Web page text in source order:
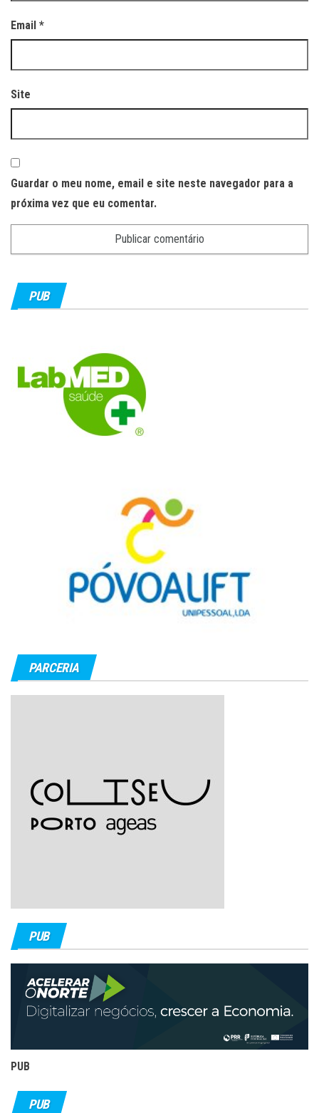
Email *
Site
Guardar o meu nome, email e site neste navegador para a
próxima vez que eu comentar.
PUB
PARCERIA
PUB
PUB
PUB